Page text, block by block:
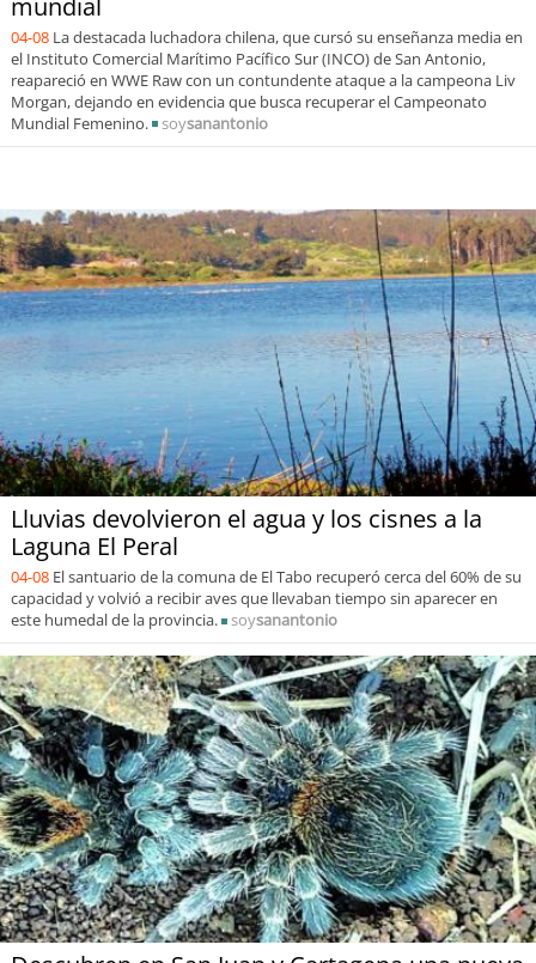
04-08 La destacada luchadora chilena, que cursó su enseñanza media en
el Instituto Comercial Marítimo Pacífico Sur (INCO) de San Antonio,
reapareció en WWE Raw con un contundente ataque a la campeona Liv
Morgan, dejando en evidencia que busca recuperar el Campeonato
Mundial Femenino.
soysanantonio
Lluvias devolvieron el agua y los cisnes a la
Laguna El Peral
04-08 El santuario de la comuna de El Tabo recuperó cerca del 60% de su
capacidad y volvió a recibir aves que llevaban tiempo sin aparecer en
este humedal de la provincia.
soysanantonio